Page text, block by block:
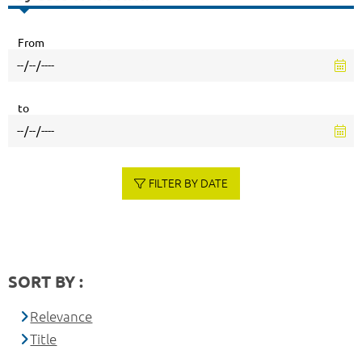
From
to
FILTER BY DATE
SORT BY :
Relevance
Title